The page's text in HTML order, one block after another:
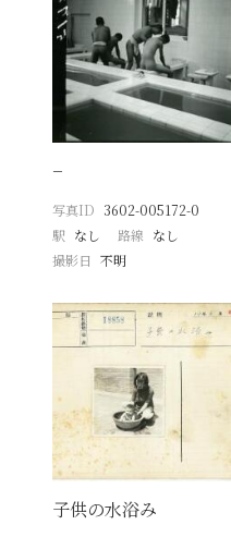
−
写真ID 3602-005172-0
駅 なし 路線 なし
撮影日
不明
子供の水浴み